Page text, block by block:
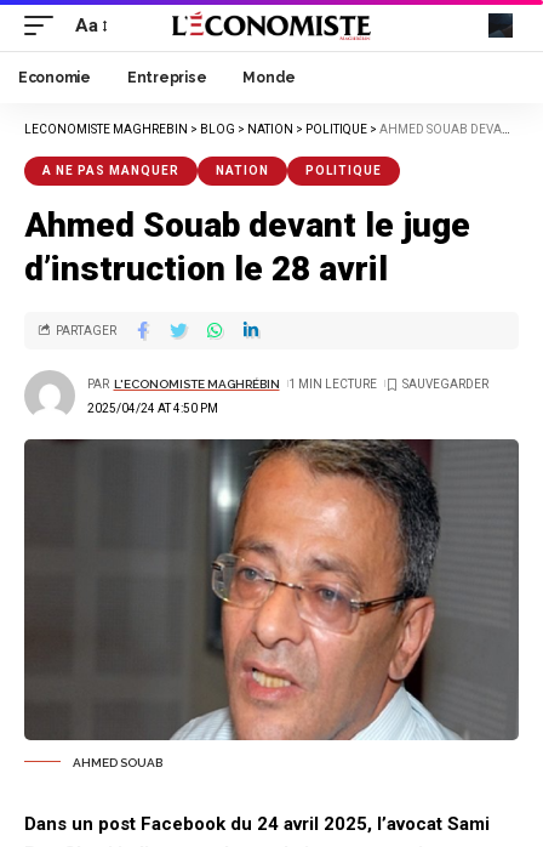
Aa
Economie Entreprise Monde
LECONOMISTE MAGHREBIN > BLOG > NATION > POLITIQUE > AHMED SOUAB DEVANT LE JUGE D’INSTRUCTION LE 28 AVRIL
A NE PAS MANQUER NATION POLITIQUE
Ahmed Souab devant le juge
d’instruction le 28 avril
2025/04/24 AT 4:50 PM
PAR L'ECONOMISTE MAGHRÉBIN 1 MIN LECTURE
PARTAGER
AHMED SOUAB
Dans un post Facebook du 24 avril 2025, l’avocat Sami